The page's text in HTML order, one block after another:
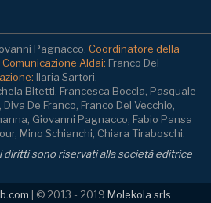
Pagnacco. Coordinatore della
Aldai: Franco Del
Ilaria Sartori.
Bitetti, Francesca Boccia, Pasquale
De Franco, Franco Del Vecchio,
Giovanni Pagnacco, Fabio Pansa
Mino Schianchi, Chiara Tiraboschi.
diritti sono riservati alla società editrice
| © 2013 - 2019 Molekola srls